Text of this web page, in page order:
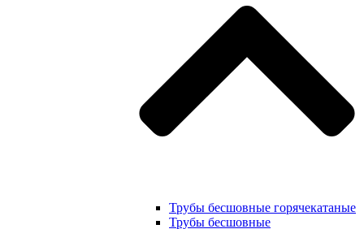
Трубы бесшовные горячекатаные
Трубы бесшовные